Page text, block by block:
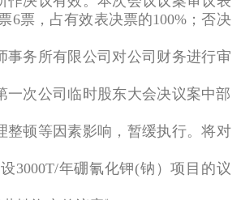
6票，占有效表决票的100%；否决
务所有限公司对公司财务进行审
次公司临时股东大会决议案中部
整顿等因素影响，暂缓执行。将对
年硼氰化钾(钠）项目的议